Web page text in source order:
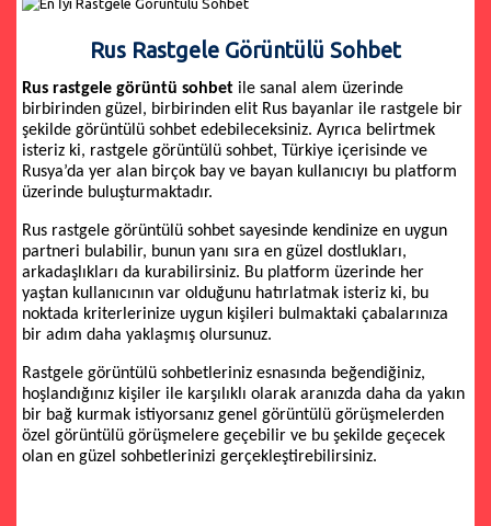
Rus Rastgele Görüntülü Sohbet
Rus rastgele görüntü sohbet ile sanal alem üzerinde
birbirinden güzel, birbirinden elit Rus bayanlar ile rastgele bir
şekilde görüntülü sohbet edebileceksiniz. Ayrıca belirtmek
isteriz ki, rastgele görüntülü sohbet, Türkiye içerisinde ve
Rusya’da yer alan birçok bay ve bayan kullanıcıyı bu platform
üzerinde buluşturmaktadır.
Rus rastgele görüntülü sohbet sayesinde kendinize en uygun
partneri bulabilir, bunun yanı sıra en güzel dostlukları,
arkadaşlıkları da kurabilirsiniz. Bu platform üzerinde her
yaştan kullanıcının var olduğunu hatırlatmak isteriz ki, bu
noktada kriterlerinize uygun kişileri bulmaktaki çabalarınıza
bir adım daha yaklaşmış olursunuz.
Rastgele görüntülü sohbetleriniz esnasında beğendiğiniz,
hoşlandığınız kişiler ile karşılıklı olarak aranızda daha da yakın
bir bağ kurmak istiyorsanız genel görüntülü görüşmelerden
özel görüntülü görüşmelere geçebilir ve bu şekilde geçecek
olan en güzel sohbetlerinizi gerçekleştirebilirsiniz.